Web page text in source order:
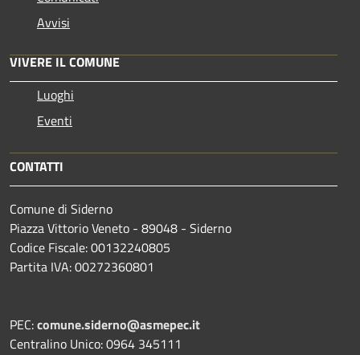
Avvisi
VIVERE IL COMUNE
Luoghi
Eventi
CONTATTI
Comune di Siderno
Piazza Vittorio Veneto - 89048 - Siderno
Codice Fiscale: 00132240805
Partita IVA: 00272360801
PEC:comune.siderno@asmepec.it
Centralino Unico: 0964 345111